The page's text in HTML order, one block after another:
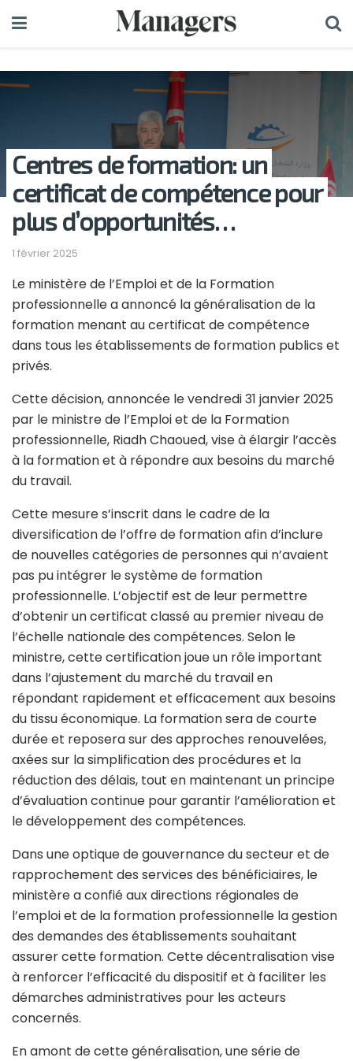
Centres de formation: un
certificat de compétence pour
plus d’opportunités…
1 février 2025
Le ministère de l’Emploi et de la Formation
professionnelle a annoncé la généralisation de la
formation menant au certificat de compétence
dans tous les établissements de formation publics et
privés.
Cette décision, annoncée le vendredi 31 janvier 2025
par le ministre de l’Emploi et de la Formation
professionnelle, Riadh Chaoued, vise à élargir l’accès
à la formation et à répondre aux besoins du marché
du travail.
Cette mesure s’inscrit dans le cadre de la
diversification de l’offre de formation afin d’inclure
de nouvelles catégories de personnes qui n’avaient
pas pu intégrer le système de formation
professionnelle. L’objectif est de leur permettre
d’obtenir un certificat classé au premier niveau de
l’échelle nationale des compétences. Selon le
ministre, cette certification joue un rôle important
dans l’ajustement du marché du travail en
répondant rapidement et efficacement aux besoins
du tissu économique. La formation sera de courte
durée et reposera sur des approches renouvelées,
axées sur la simplification des procédures et la
réduction des délais, tout en maintenant un principe
d’évaluation continue pour garantir l’amélioration et
le développement des compétences.
Dans une optique de gouvernance du secteur et de
rapprochement des services des bénéficiaires, le
ministère a confié aux directions régionales de
l’emploi et de la formation professionnelle la gestion
des demandes des établissements souhaitant
assurer cette formation. Cette décentralisation vise
à renforcer l’efficacité du dispositif et à faciliter les
démarches administratives pour les acteurs
concernés.
En amont de cette généralisation, une série de